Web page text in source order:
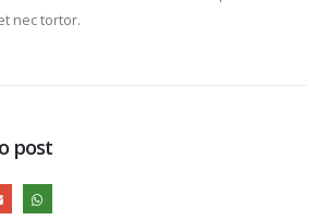
nec tortor.
post